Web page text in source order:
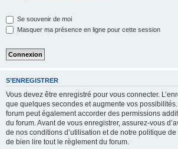
Se souvenir de moi
Masquer ma présence en ligne pour cette session
S’ENREGISTRER
Vous devez être enregistré pour vous connecter.
que quelques secondes et augmente vos possibilités.
forum peut également accorder des permissions
du forum. Avant de vous enregistrer, assurez-vous
de nos conditions d’utilisation et de notre politique
de bien lire tout le règlement du forum.